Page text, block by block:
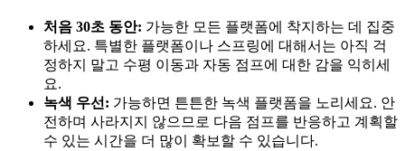
처음 30초 동안: 가능한 모든 플랫폼에 착지하는 데 집중
하세요. 특별한 플랫폼이나 스프링에 대해서는 아직 걱
정하지 말고 수평 이동과 자동 점프에 대한 감을 익히세
요.
녹색 우선: 가능하면 튼튼한 녹색 플랫폼을 노리세요. 안
전하며 사라지지 않으므로 다음 점프를 반응하고 계획할
수 있는 시간을 더 많이 확보할 수 있습니다.